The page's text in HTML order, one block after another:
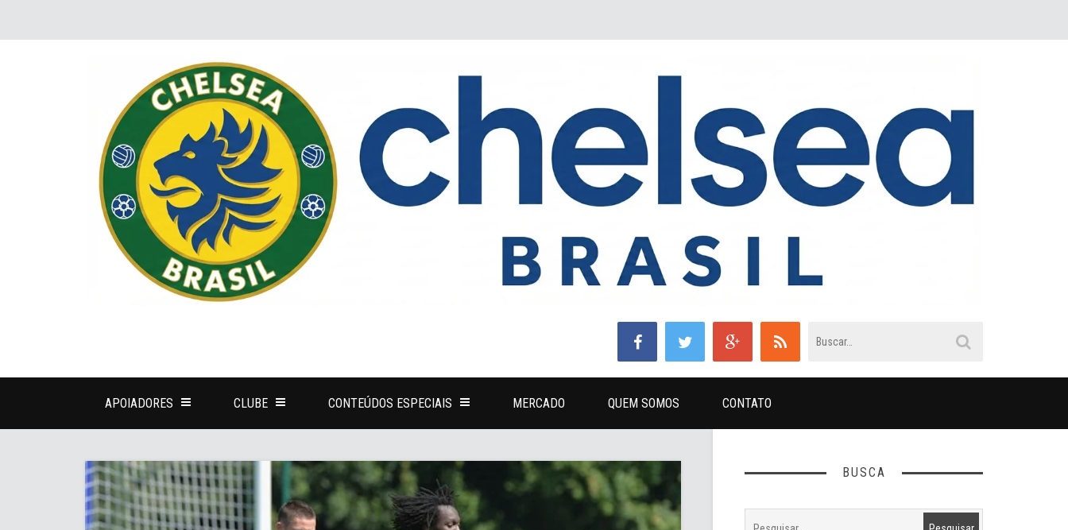
APOIADORES CLUBE CONTEÚDOS ESPECIAIS MERCADO QUEM SOMOS CONTATO
BUSCA